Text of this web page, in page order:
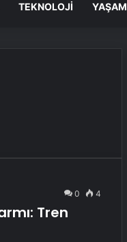
TEKNOLOJI YAŞAM
0 4
Tren